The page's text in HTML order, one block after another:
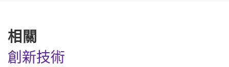
相關
創新技術